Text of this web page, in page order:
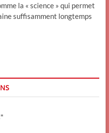
la « science » qui permet
suffisamment longtemps